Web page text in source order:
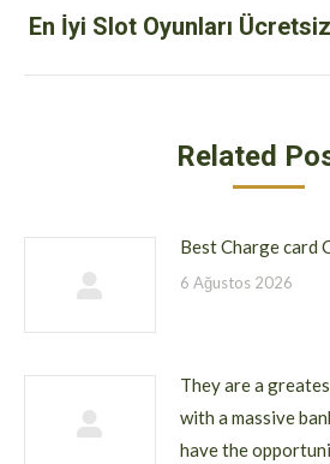
Next
En İyi Slot Oyunları
Related
Best Charge card
6 Ağustos 2026
They are a
with a massive
have the